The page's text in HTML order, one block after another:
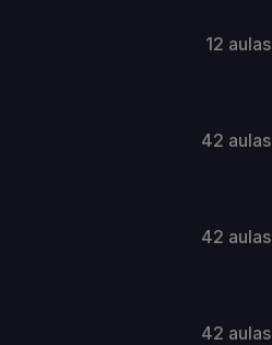
12 aulas
42 aulas
42 aulas
42 aulas